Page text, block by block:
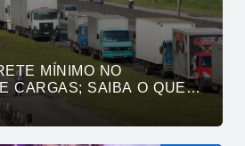
MÍNIMO NO
CARGAS; SAIBA O QUE